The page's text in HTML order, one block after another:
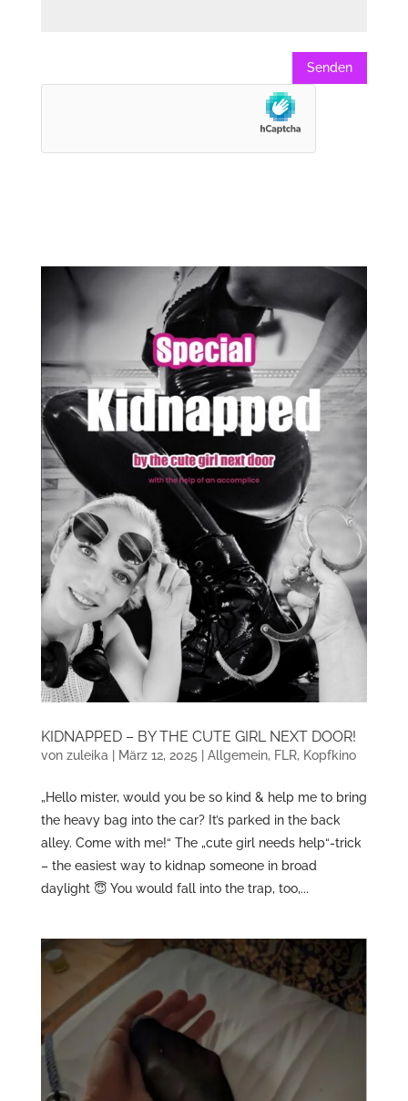
Senden
KIDNAPPED – BY THE CUTE GIRL NEXT DOOR!
von zuleika| März 12, 2025 Allgemein, FLR, Kopfkino
„Hello mister, would you be so kind & help me to bring
the heavy bag into the car? It’s parked in the back
alley. Come with me!“ The „cute girl needs help“-trick
– the easiest way to kidnap someone in broad
daylight 😇 You would fall into the trap, too,...